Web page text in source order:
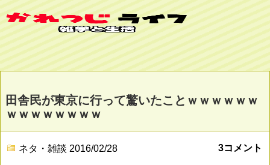
田舎民が東京に行って驚いたことｗｗｗｗｗｗ
ｗｗｗｗｗｗｗｗ
ネタ・雑談 2016/02/28 3コメント